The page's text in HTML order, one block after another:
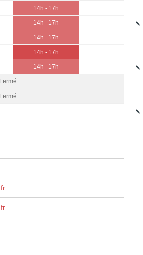
14h - 17h
14h - 17h
14h - 17h
14h - 17h
14h - 17h
Fermé
Fermé